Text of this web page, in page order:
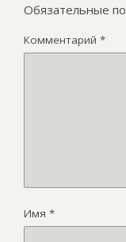
Обязательные
Комментарий *
Имя *